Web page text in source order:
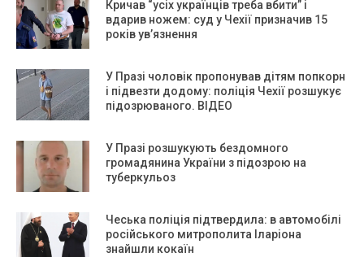
Кричав “усіх українців треба вбити” і
вдарив ножем: суд у Чехії призначив 15
років ув’язнення
У Празі чоловік пропонував дітям попкорн
і підвезти додому: поліція Чехії розшукує
підозрюваного. ВІДЕО
У Празі розшукують бездомного
громадянина України з підозрою на
туберкульоз
Чеська поліція підтвердила: в автомобілі
російського митрополита Іларіона
знайшли кокаїн